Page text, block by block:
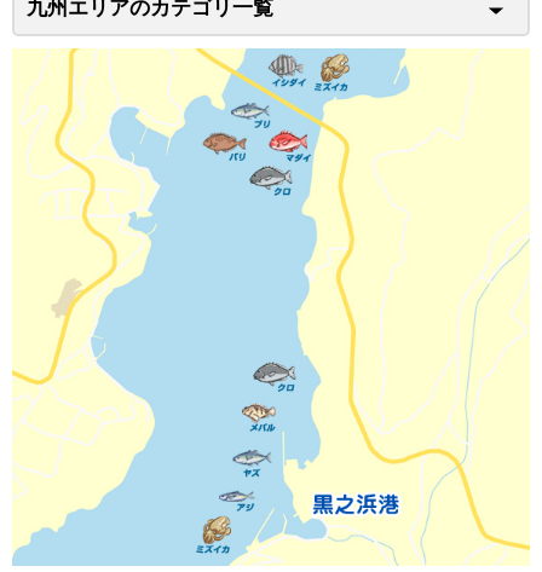
九州エリアのカテゴリ一覧